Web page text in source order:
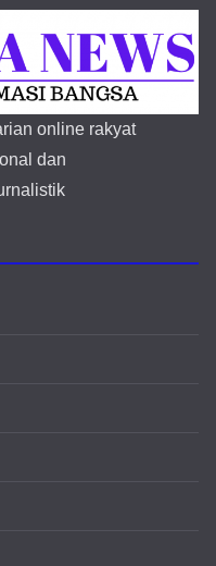
online rakyat
dan